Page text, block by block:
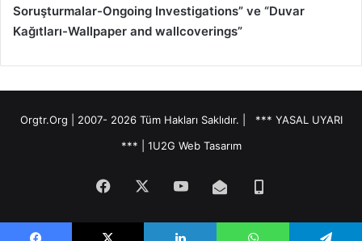
Soruşturmalar-Ongoing Investigations” ve “Duvar
Kağıtları-Wallpaper and wallcoverings”
Orgtr.Org | 2007- 2026 Tüm Hakları Saklıdır. | *** YASAL UYARI
***
1U2G Web Tasarım
Facebook YouTube
Posta
Telefon